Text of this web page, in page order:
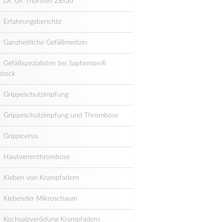
Erfahrungsberichte
Ganzheitliche Gefäßmedizin
Gefäßspezialisten bei Saphenion®
Grippeschutzimpfung
Grippeschutzimpfung und Thrombose
Grippevirus
Hautvenenthrombose
Kleben von Krampfadern
Klebender Mikroschaum
Kochsalzverödung Krampfadern